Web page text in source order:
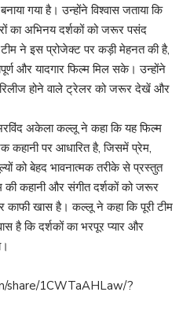
गया है। उन्होंने विश्वास जताया कि
का अभिनय दर्शकों को जरूर पसंद
ने इस प्रोजेक्ट पर कड़ी मेहनत की है,
और यादगार फिल्म मिल सके। उन्होंने
रिलीज होने वाले ट्रेलर को जरूर देखें और
अकेला कल्लू ने कहा कि यह फिल्म
कहानी पर आधारित है, जिसमें प्रेम,
को बेहद भावनात्मक तरीके से प्रस्तुत
की कहानी और संगीत दर्शकों को जरूर
खास है। कल्लू ने कहा कि पूरी टीम
है कि दर्शकों का भरपूर प्यार और
share/1CWTaAHLaw/?